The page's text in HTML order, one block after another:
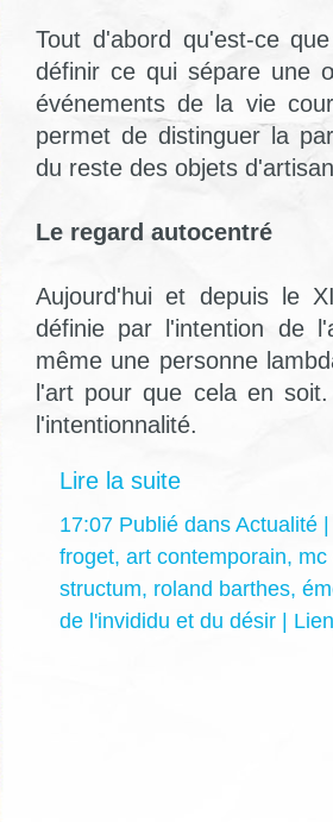
Tout d'abord qu'est-ce
définir ce qui sépare une
événements de la vie
permet de distinguer la
du reste des objets
Le regard autocentré
Aujourd'hui et depuis le
définie par l'intention de
même une personne
l'art pour que cela en
l'intentionnalité.
Lire la suite
17:07 Publié dans Actualité
froget, art contemporain, mc
structum, roland barthes,
de l'invididu et du désir